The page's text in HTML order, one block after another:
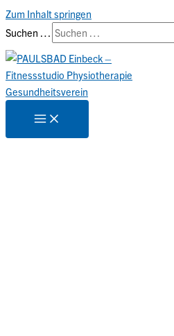
Zum Inhalt springen
Suchen …